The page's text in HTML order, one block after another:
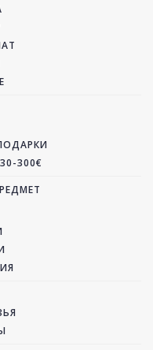
300€